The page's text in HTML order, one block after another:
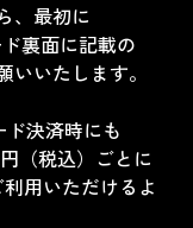
、最初に
裏面に記載の
いいたします。
決済時にも
（税込）ごとに
用いただけるよ